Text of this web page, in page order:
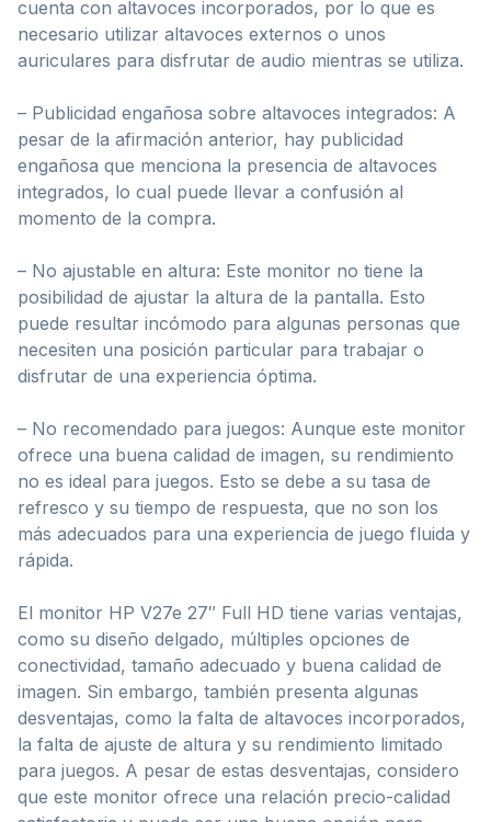
cuenta con altavoces incorporados, por lo que es
necesario utilizar altavoces externos o unos
auriculares para disfrutar de audio mientras se utiliza.
– Publicidad engañosa sobre altavoces integrados: A
pesar de la afirmación anterior, hay publicidad
engañosa que menciona la presencia de altavoces
integrados, lo cual puede llevar a confusión al
momento de la compra.
– No ajustable en altura: Este monitor no tiene la
posibilidad de ajustar la altura de la pantalla. Esto
puede resultar incómodo para algunas personas que
necesiten una posición particular para trabajar o
disfrutar de una experiencia óptima.
– No recomendado para juegos: Aunque este monitor
ofrece una buena calidad de imagen, su rendimiento
no es ideal para juegos. Esto se debe a su tasa de
refresco y su tiempo de respuesta, que no son los
más adecuados para una experiencia de juego fluida y
rápida.
El monitor HP V27e 27″ Full HD tiene varias ventajas,
como su diseño delgado, múltiples opciones de
conectividad, tamaño adecuado y buena calidad de
imagen. Sin embargo, también presenta algunas
desventajas, como la falta de altavoces incorporados,
la falta de ajuste de altura y su rendimiento limitado
para juegos. A pesar de estas desventajas, considero
que este monitor ofrece una relación precio-calidad